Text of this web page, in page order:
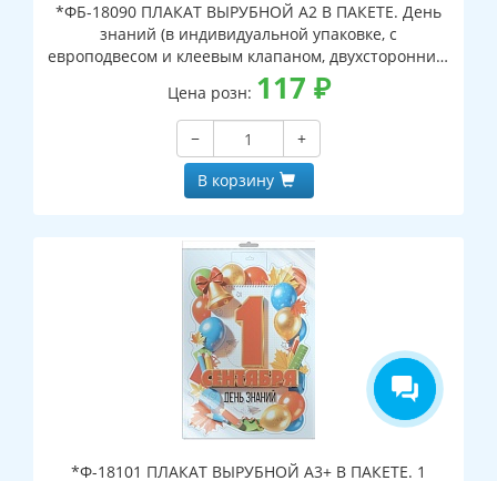
*ФБ-18090 ПЛАКАТ ВЫРУБНОЙ А2 В ПАКЕТЕ. День
знаний (в индивидуальной упаковке, с
европодвесом и клеевым клапаном, двухсторонний,
ВД-лак)
Цена розн: 117 ₽
−
+
В корзину
*Ф-18101 ПЛАКАТ ВЫРУБНОЙ А3+ В ПАКЕТЕ. 1